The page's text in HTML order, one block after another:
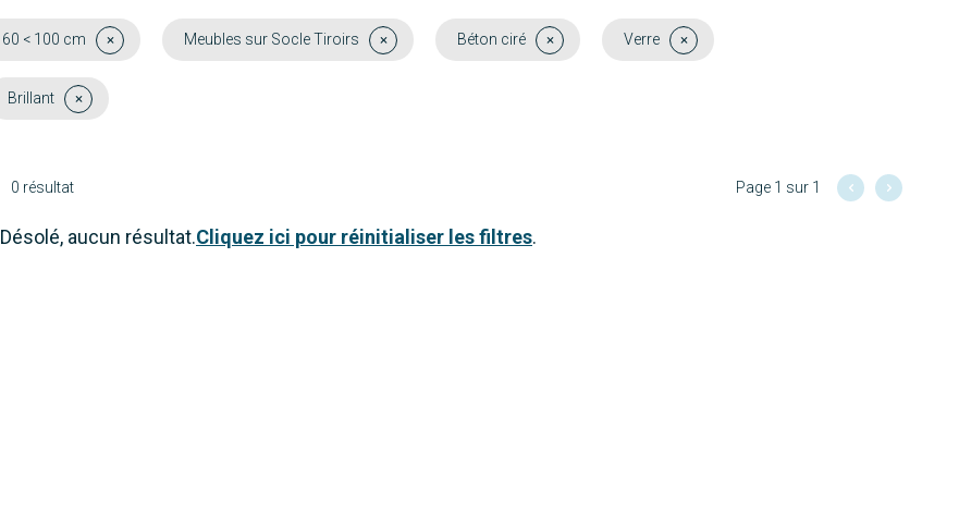
60 < 100 cm Meubles sur Socle Tiroirs Béton ciré Verre
Brillant
0 résultat Page 1 sur 1
Désolé, aucun résultat.Cliquez ici pour réinitialiser les filtres.